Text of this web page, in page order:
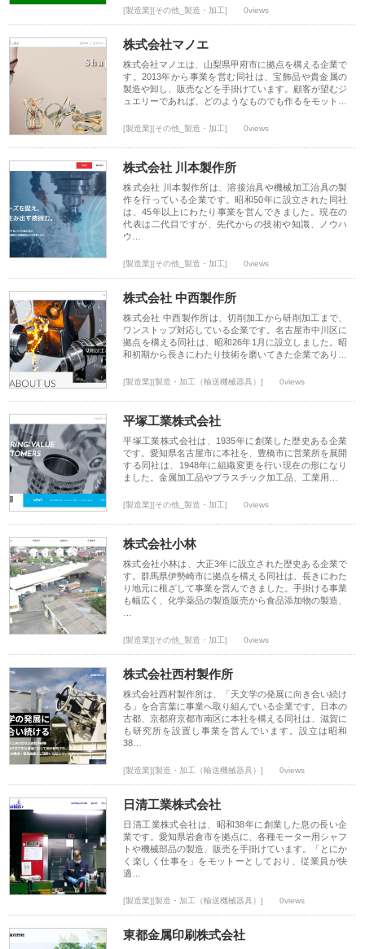
[製造業][その他_製造・加工] 0views
株式会社マノエ
株式会社マノエは、山梨県甲府市に拠点を構える企業で
す。2013年から事業を営む同社は、宝飾品や貴金属の
製造や卸し、販売などを手掛けています。顧客が望むジ
ュエリーであれば、どのようなものでも作るをモット…
[製造業][その他_製造・加工] 0views
株式会社 川本製作所
株式会社 川本製作所は、溶接治具や機械加工治具の製
作を行っている企業です。昭和50年に設立された同社
は、45年以上にわたり事業を営んできました。現在の
代表は二代目ですが、先代からの技術や知識、ノウハ
ウ…
[製造業][その他_製造・加工] 0views
株式会社 中西製作所
株式会社 中西製作所は、切削加工から研削加工まで、
ワンストップ対応している企業です。名古屋市中川区に
拠点を構える同社は、昭和26年1月に設立しました。昭
和初期から長きにわたり技術を磨いてきた企業であり…
[製造業][製造・加工（輸送機械器具）] 0views
平塚工業株式会社
平塚工業株式会社は、1935年に創業した歴史ある企業
です。愛知県名古屋市に本社を、豊橋市に営業所を展開
する同社は、1948年に組織変更を行い現在の形になり
ました。金属加工品やプラスチック加工品、工業用…
[製造業][その他_製造・加工] 0views
株式会社小林
株式会社小林は、大正3年に設立された歴史ある企業で
す。群馬県伊勢崎市に拠点を構える同社は、長きにわた
り地元に根ざして事業を営んできました。手掛ける事業
も幅広く、化学薬品の製造販売から食品添加物の製造、
[製造業][その他_製造・加工] 0views
株式会社西村製作所
株式会社西村製作所は、「天文学の発展に向き合い続け
る」を合言葉に事業へ取り組んでいる企業です。日本の
古都、京都府京都市南区に本社を構える同社は、滋賀に
も研究所を設置し事業を営んでいます。設立は昭和
38…
[製造業][製造・加工（輸送機械器具）] 0views
日清工業株式会社
日清工業株式会社は、昭和38年に創業した息の長い企
業です。愛知県岩倉市を拠点に、各種モーター用シャフ
トや機械部品の製造、販売を手掛けています。「とにか
く楽しく仕事を」をモットーとしており、従業員が快
適…
[製造業][製造・加工（輸送機械器具）] 0views
東都金属印刷株式会社